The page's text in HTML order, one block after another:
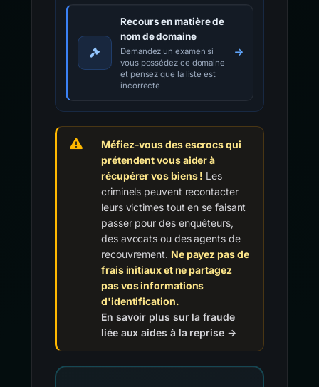
Recours en matière de
nom de domaine
Demandez un examen si
vous possédez ce domaine
et pensez que la liste est
incorrecte
Méfiez-vous des escrocs qui
prétendent vous aider à
récupérer vos biens ! Les
criminels peuvent recontacter
leurs victimes tout en se faisant
passer pour des enquêteurs,
des avocats ou des agents de
recouvrement. Ne payez pas de
frais initiaux et ne partagez
pas vos informations
d'identification.
En savoir plus sur la fraude
liée aux aides à la reprise →